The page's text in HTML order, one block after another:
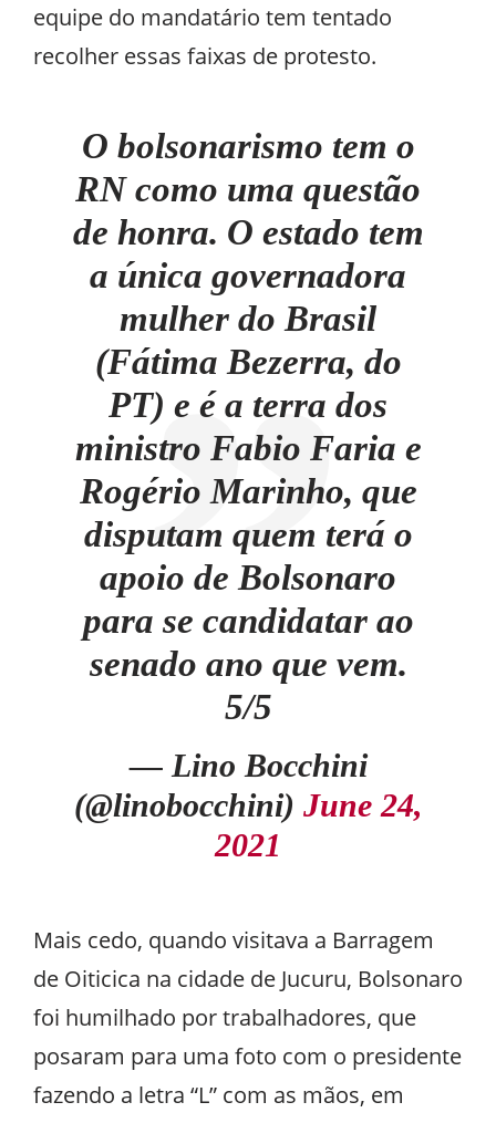
equipe do mandatário tem tentado
recolher essas faixas de protesto.
O bolsonarismo tem o
RN como uma questão
de honra. O estado tem
a única governadora
mulher do Brasil
(Fátima Bezerra, do
PT) e é a terra dos
ministro Fabio Faria e
Rogério Marinho, que
disputam quem terá o
apoio de Bolsonaro
para se candidatar ao
senado ano que vem.
5/5
— Lino Bocchini
(@linobocchini) June 24,
2021
Mais cedo, quando visitava a Barragem
de Oiticica na cidade de Jucuru, Bolsonaro
foi humilhado por trabalhadores, que
posaram para uma foto com o presidente
fazendo a letra “L” com as mãos, em